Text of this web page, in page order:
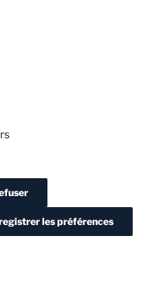
les préférences